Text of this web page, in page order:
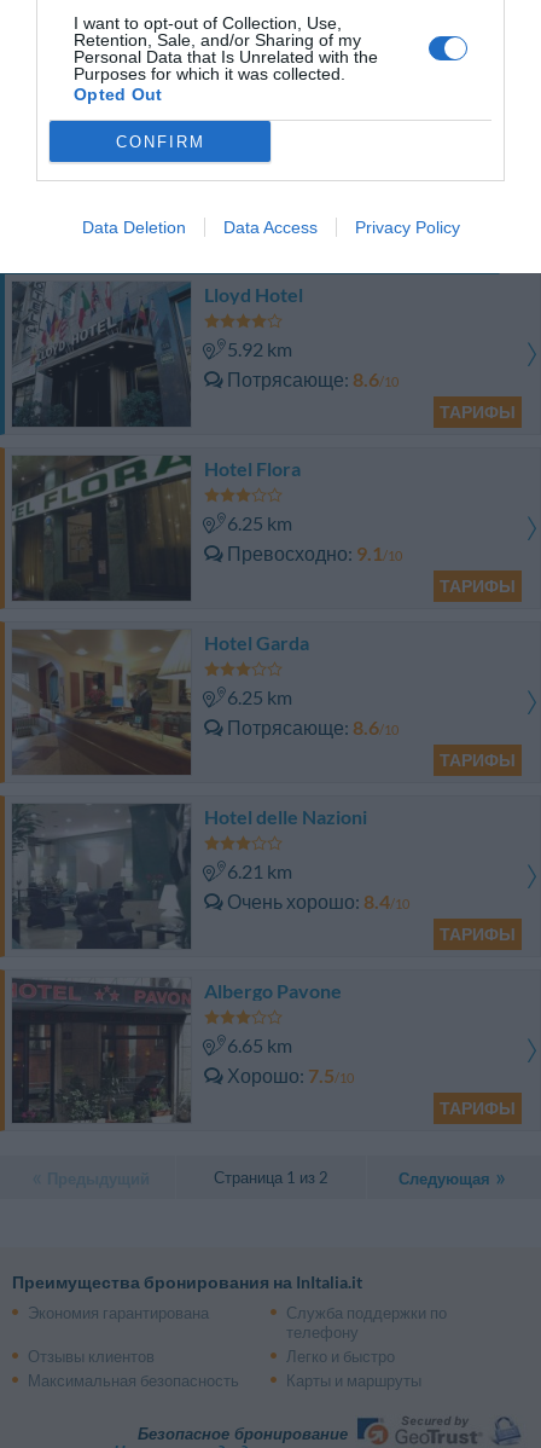
I want to opt-out of Collection, Use,
Retention, Sale, and/or Sharing of my
Personal Data that Is Unrelated with the
Purposes for which it was collected.
Opted Out
CONFIRM
Data Deletion Data Access Privacy Policy
ТАРИФЫ
Превосходно 9/10
Lloyd Hotel
5.92 km
Потрясающе 8.6/10
ТАРИФЫ
Hotel Flora
6.25 km
Превосходно 9.1/10
ТАРИФЫ
Hotel Garda
6.25 km
Потрясающе 8.6/10
ТАРИФЫ
Hotel delle Nazioni
6.21 km
Очень хорошо 8.4/10
ТАРИФЫ
Albergo Pavone
6.65 km
Хорошо 7.5/10
ТАРИФЫ
Страница 1 из 2 Следующая
Преимущества бронирования на InItalia.it
Экономия гарантирована
Служба поддержки по
телефону
Отзывы клиентов
Легко и быстро
Максимальная безопасность
Карты и маршруты
Безопасное бронирование